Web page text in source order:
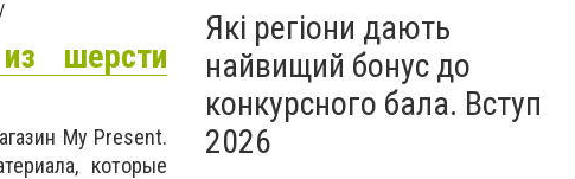
шерсти
My Present.
которые
Які регіони дають
найвищий бонус до
конкурсного бала. Вступ
2026